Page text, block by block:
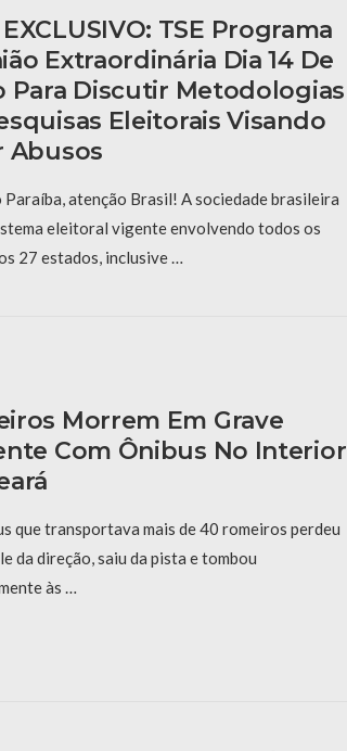
EXCLUSIVO: TSE Programa
Extraordinária Dia 14 De
Para Discutir Metodologias
Eleitorais Visando
Abusos
Paraíba, atenção Brasil! A sociedade brasileira
eleitoral vigente envolvendo todos os
27 estados, inclusive …
Morrem Em Grave
Com Ônibus No Interior
que transportava mais de 40 romeiros perdeu
da direção, saiu da pista e tombou
às …